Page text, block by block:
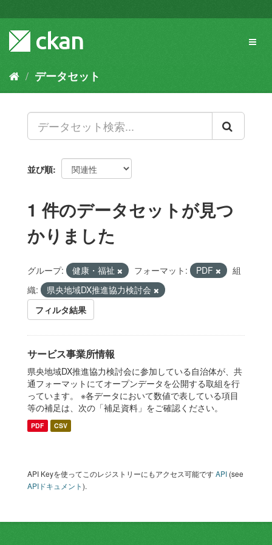
キ
容
データセット
並び順
1 件のデータセットが見つ
かりました
グループ: 健康・福祉 フォーマット: PDF
組
織:
県央地域DX推進協力検討会
フィルタ結果
サービス事業所情報
県央地域DX推進協力検討会に参加している自治体が、共
通フォーマットにてオープンデータを公開する取組を行
っています。 ※各データにおいて数値で表している項目
等の補足は、次の「補足資料」をご確認ください。
PDF CSV
API Keyを使ってこのレジストリーにもアクセス可能ですAPI (see
APIドキュメント).